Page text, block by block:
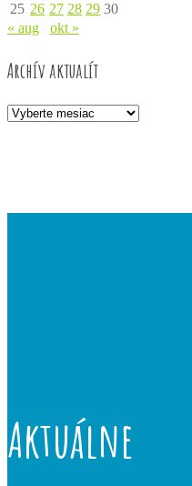
25 26 27 28 29 30
« aug
okt »
Archív aktualít
Archív
Aktuálne